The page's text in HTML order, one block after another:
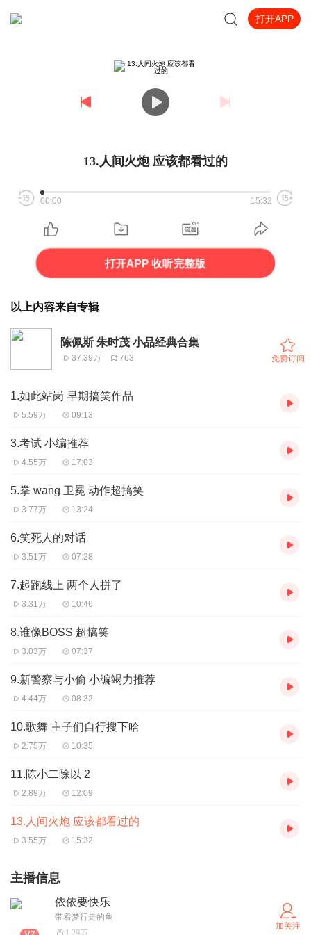
打开APP
13.人间火炮 应该都看过的
00:00 15:32
打开APP 收听完整版
以上内容来自专辑
陈佩斯 朱时茂 小品经典合集
37.39万 763 免费订阅
1.如此站岗 早期搞笑作品
5.59万 09:13
3.考试 小编推荐
4.55万 17:03
5.拳 wang 卫冕 动作超搞笑
3.77万 13:24
6.笑死人的对话
3.51万 07:28
7.起跑线上 两个人拼了
3.31万 10:46
8.谁像BOSS 超搞笑
3.03万 07:37
9.新警察与小偷 小编竭力推荐
4.44万 08:32
10.歌舞 主子们自行搜下哈
2.75万 10:35
11.陈小二除以 2
2.89万 12:09
13.人间火炮 应该都看过的
3.55万 15:32
主播信息
依依要快乐
带着梦行走的鱼
加关注